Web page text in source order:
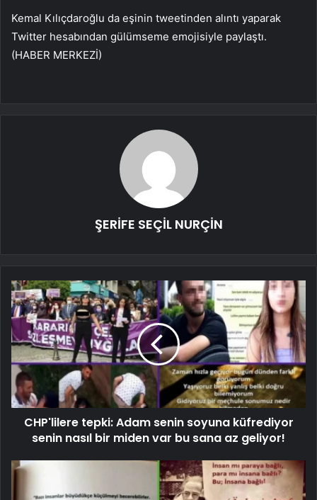
Kemal Kılıçdaroğlu da eşinin tweetinden alıntı yaparak
Twitter hesabından gülümseme emojisiyle paylaştı.
(HABER MERKEZİ)
ŞERİFE SEÇİL NURÇİN
CHP'lilere tepki: Adam senin soyuna küfrediyor
senin nasıl bir miden var bu sana az geliyor!